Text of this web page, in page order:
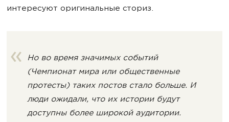
интересуют оригинальные сториз.
Но во время значимых событий
(Чемпионат мира или общественные
протесты) таких постов стало больше. И
люди ожидали, что их истории будут
доступны более широкой аудитории.